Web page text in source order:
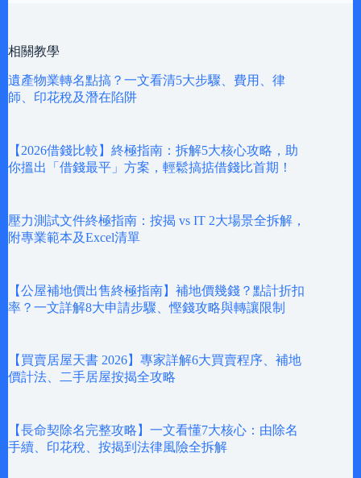
相關教學
遺產物業轉名點搞？一文看清5大步驟、費用、律
師、印花稅及潛在陷阱
【2026借錢比較】終極指南：拆解5大核心攻略，助
你搵出「借錢最平」方案，輕鬆搞掂借錢比首期！
壓力測試文件終極指南：按揭 vs IT 2大場景全拆解，
附專業範本及Excel清單
【公屋補地價出售終極指南】補地價幾錢？點計折扣
率？一文詳解8大申請步驟、慳錢攻略與轉讓限制
【買賣居屋天書 2026】專家詳解6大買賣程序、補地
價計法、二手居屋按揭全攻略
【長命契除名完整攻略】一文看懂7大核心：由除名
手續、印花稅、按揭到法律風險全拆解